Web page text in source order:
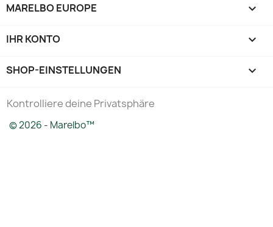
MARELBO EUROPE 
IHR KONTO 
SHOP-EINSTELLUNGEN keyboard_arrow_down
Kontrolliere deine Privatsphäre
© 2026 - Marelbo™